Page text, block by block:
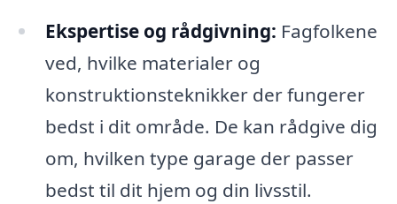
Ekspertise og rådgivning: Fagfolkene
ved, hvilke materialer og
konstruktionsteknikker der fungerer
bedst i dit område. De kan rådgive dig
om, hvilken type garage der passer
bedst til dit hjem og din livsstil.